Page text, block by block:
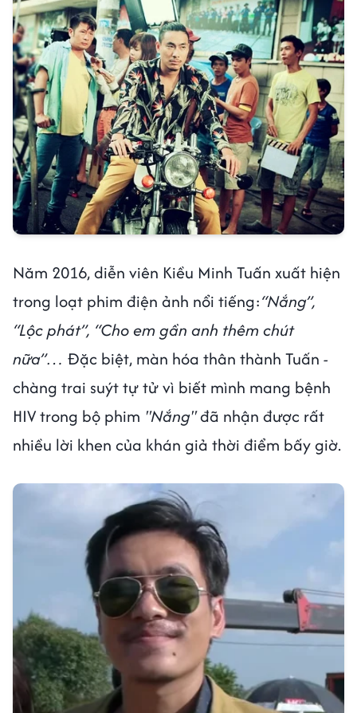
Năm 2016, diễn viên Kiều Minh Tuấn xuất hiện
trong loạt phim điện ảnh nổi tiếng:“Nắng”,
“Lộc phát”, “Cho em gần anh thêm chút
nữa”… Đặc biệt, màn hóa thân thành Tuấn -
chàng trai suýt tự tử vì biết mình mang bệnh
HIV trong bộ phim "Nắng"đã nhận được rất
nhiều lời khen của khán giả thời điểm bấy giờ.